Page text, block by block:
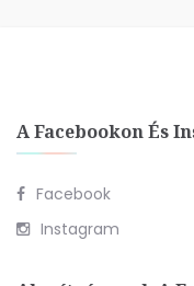
A Facebookon És
Facebook
Instagram